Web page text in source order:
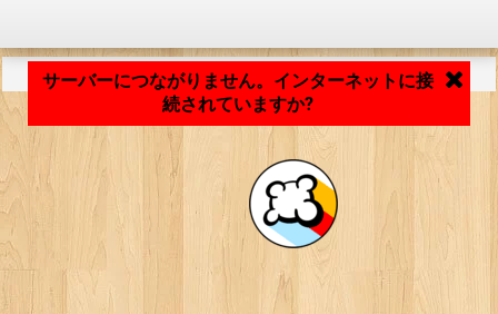
サーバーにつながりません。インターネットに接
続されていますか?
アプリケーションの読み込み中... ...